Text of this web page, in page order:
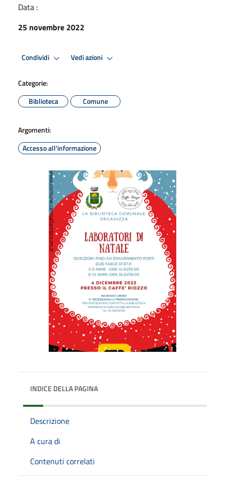
Data :
25 novembre 2022
Condividi Vedi azioni
Categorie:
Biblioteca
Comune
Argomenti:
Accesso all'informazione
INDICE DELLA PAGINA
Descrizione
A cura di
Contenuti correlati